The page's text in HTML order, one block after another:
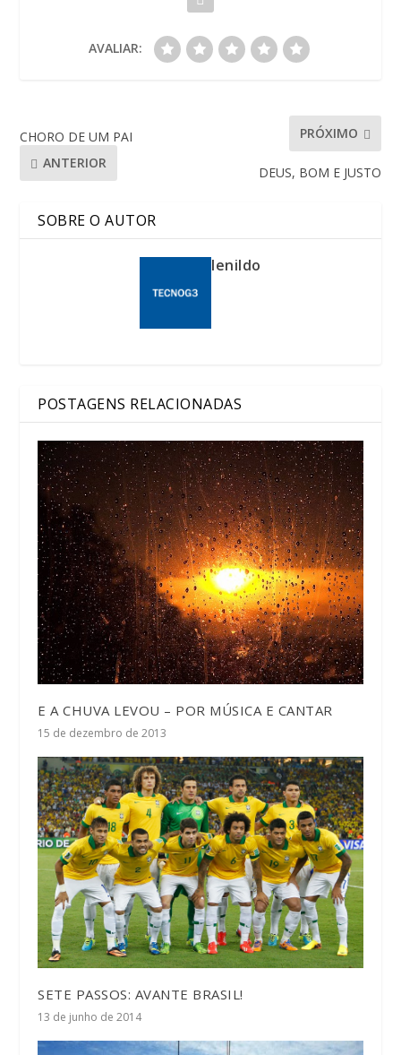
AVALIAR:
CHORO DE UM PAI
ANTERIOR
PRÓXIMO
DEUS, BOM E JUSTO
SOBRE O AUTOR
lenildo
POSTAGENS RELACIONADAS
E A CHUVA LEVOU – POR MÚSICA E CANTAR
15 de dezembro de 2013
SETE PASSOS: AVANTE BRASIL!
13 de junho de 2014